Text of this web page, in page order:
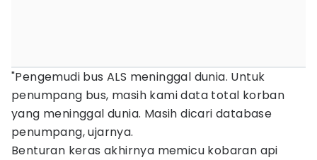
"Pengemudi bus ALS meninggal dunia. Untuk
penumpang bus, masih kami data total korban
yang meninggal dunia. Masih dicari database
penumpang, ujarnya.
Benturan keras akhirnya memicu kobaran api